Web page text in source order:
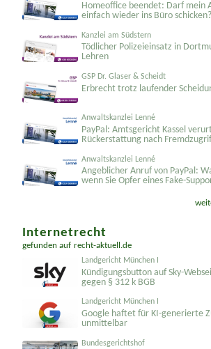
Homeoffice beendet: Darf mein
einfach wieder ins Büro schicken?
Kanzlei am Südstern
Tödlicher Polizeieinsatz in
Lehren
GSP Dr. Glaser & Scheidt
Erbrecht trotz laufender
Anwaltskanzlei Lenné
PayPal: Amtsgericht Kassel
Rückerstattung nach
Anwaltskanzlei Lenné
Angeblicher Anruf von PayPal:
wenn Sie Opfer eines Fake-
Internetrecht
gefunden auf recht-aktuell.de
Landgericht München I
Kündigungsbutton auf Sky-
gegen § 312 k BGB
Landgericht München I
Google haftet für KI-generierte
unmittelbar
Bundesgerichtshof